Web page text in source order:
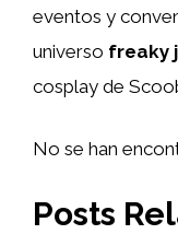
eventos y
universo freaky
cosplay de
No se han
Posts